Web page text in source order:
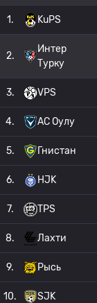
1. KuPS
2.
Интер
Турку
3. VPS
4. AC Оулу
5. Гнистан
6. HJK
7. TPS
8. Лахти
9. Рысь
10. SJK